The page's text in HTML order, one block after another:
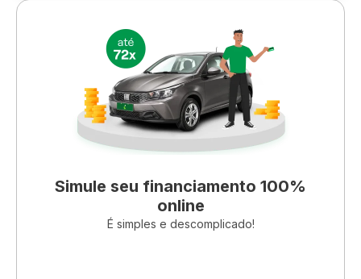
Simule seu financiamento 100%
online
É simples e descomplicado!